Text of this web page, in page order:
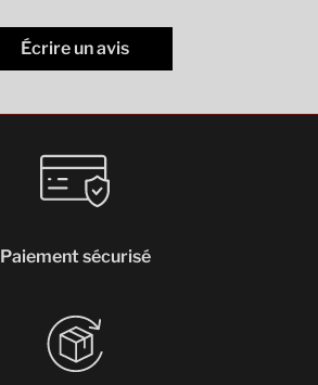
Écrire un avis
Paiement sécurisé